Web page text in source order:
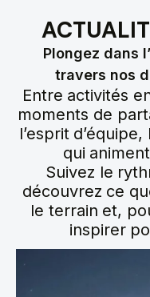
Plongez dans
travers nos
Entre activités
moments de
l’esprit
qui
Suivez le
découvrez ce
le terrain et,
inspirer